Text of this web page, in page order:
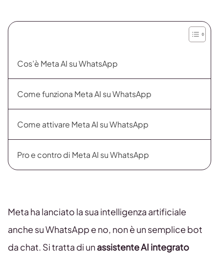
Cos’è Meta AI su WhatsApp
Come funziona Meta AI su WhatsApp
Come attivare Meta AI su WhatsApp
Pro e contro di Meta AI su WhatsApp
Meta ha lanciato la sua intelligenza artificiale
anche su WhatsApp e no, non è un semplice bot
da chat. Si tratta di unassistente AI integrato